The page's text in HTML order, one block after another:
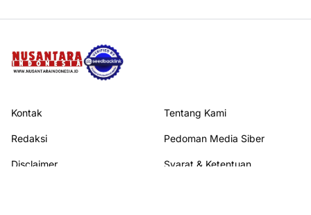
Kontak Tentang Kami
Redaksi Pedoman Media Siber
Disclaimer Syarat & Ketentuan